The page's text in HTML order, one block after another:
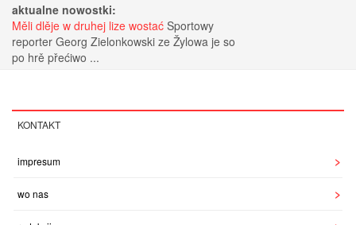
aktualne nowostki:
Měli dlěje w druhej lize wostać Sportowy
reporter Georg Zielonkowski ze Žylowa je so
po hrě přećiwo ...
KONTAKT
impresum
wo nas